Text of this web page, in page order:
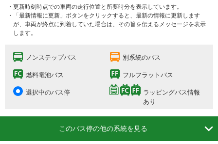
・更新時刻時点での車両の走行位置と所要時分を表示しています。
・「最新情報に更新」ボタンをクリックすると、最新の情報に更新します
が、車両が終点に到着していた場合は、その旨を伝えるメッセージを表示
します。
ノンステップバス 別系統のバス
燃料電池バス フルフラットバス
選択中のバス停
ラッピングバス情報
あり
このバス停の他の系統を見る 